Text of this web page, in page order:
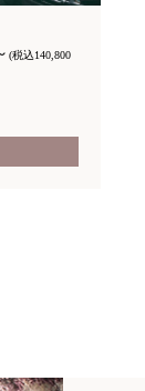
(税込140,800